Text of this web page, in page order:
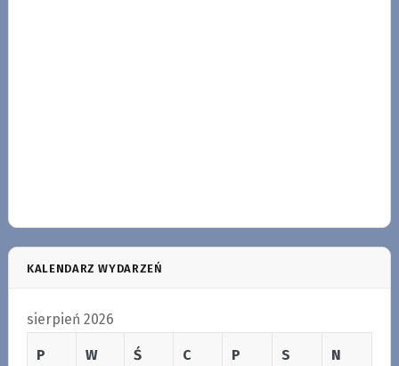
KALENDARZ WYDARZEŃ
sierpień 2026
P W Ś C P S N